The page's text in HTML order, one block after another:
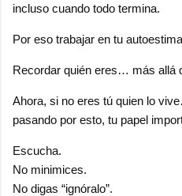
incluso cuando todo termina.
Por eso trabajar en tu
Recordar quién eres… más allá
Ahora, si no eres tú quien lo
pasando por esto, tu papel
Escucha.
No minimices.
No digas “ignóralo”.